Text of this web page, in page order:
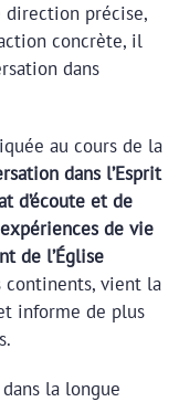
direction précise,
concrète, il
dans
au cours de la
dans l’Esprit
d’écoute et de
de vie
de l’Église
continents, vient la
informe de plus
la longue